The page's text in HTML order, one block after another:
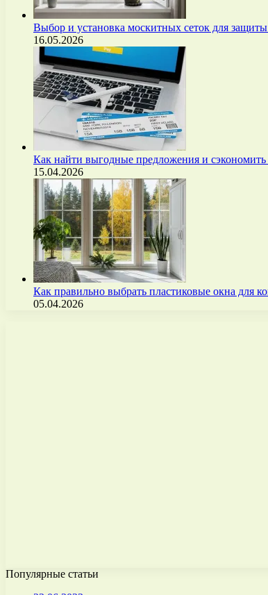
Выбор и установка москитных сеток для
16.05.2026
Как найти выгодные предложения и
15.04.2026
Как правильно выбрать пластиковые окна для
05.04.2026
Популярные статьи